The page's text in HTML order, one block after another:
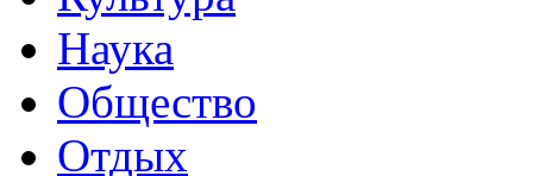
Наука
Общество
Отдых